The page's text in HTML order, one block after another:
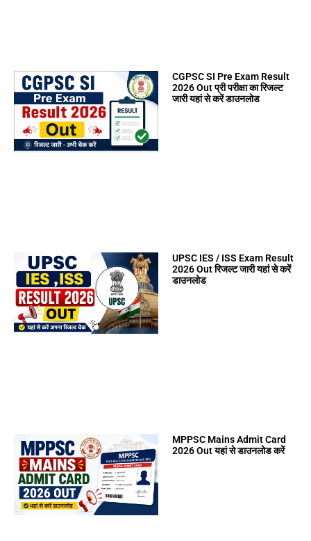
CGPSC SI Pre Exam Result
2026 Out प्री परीक्षा का रिजल्ट
जारी यहां से करें डाउनलोड
UPSC IES / ISS Exam Result
2026 Out रिजल्ट जारी यहां से करें
डाउनलोड
MPPSC Mains Admit Card
2026 Out यहां से डाउनलोड करें